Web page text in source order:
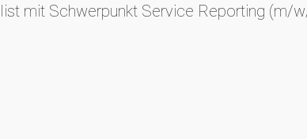
mit Schwerpunkt Service Reporting (m/